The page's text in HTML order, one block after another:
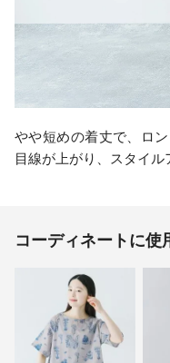
やや短めの着丈で、ロ
目線が上がり、スタイル
コーディネートに使